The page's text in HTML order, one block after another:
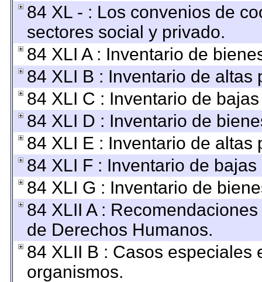
84 XL - : Los convenios de
sectores social y privado.
84 XLI A : Inventario de
84 XLI B : Inventario de
84 XLI C : Inventario de
84 XLI D : Inventario de
84 XLI E : Inventario de
84 XLI F : Inventario de
84 XLI G : Inventario de
84 XLII A :
de Derechos Humanos.
84 XLII B : Casos especiales
organismos.